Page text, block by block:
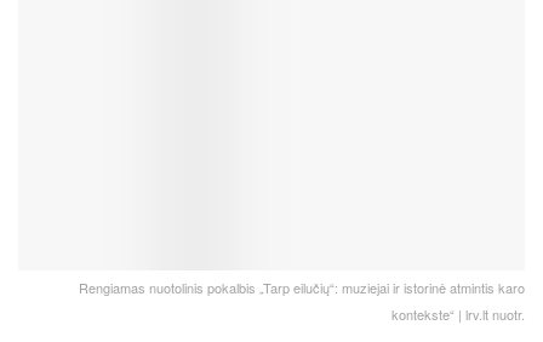
Rengiamas nuotolinis pokalbis „Tarp eilučių“: muziejai ir istorinė atmintis karo
kontekste“ | lrv.lt nuotr.